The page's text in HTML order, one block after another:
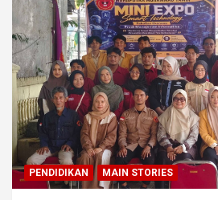
PENDIDIKAN MAIN STORIES